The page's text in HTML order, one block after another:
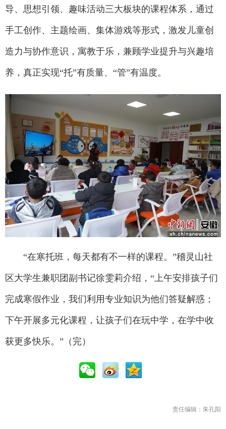
导、思想引领、趣味活动三大板块的课程体系，通过
手工创作、主题绘画、集体游戏等形式，激发儿童创
造力与协作意识，寓教于乐，兼顾学业提升与兴趣培
养，真正实现“托”有质量、“管”有温度。
“在寒托班，每天都有不一样的课程。”稽灵山社
区大学生兼职团副书记徐雯莉介绍，“上午安排孩子们
完成寒假作业，我们利用专业知识为他们答疑解惑；
下午开展多元化课程，让孩子们在玩中学，在学中收
获更多快乐。”（完）
责任编辑：朱孔阳